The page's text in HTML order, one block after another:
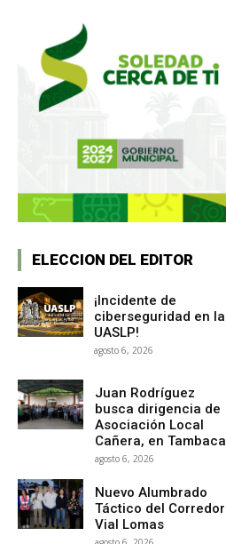
ELECCION DEL EDITOR
¡Incidente de
ciberseguridad en la
UASLP!
agosto 6, 2026
Juan Rodríguez
busca dirigencia de
Asociación Local
Cañera, en Tambaca
agosto 6, 2026
Nuevo Alumbrado
Táctico del Corredor
Vial Lomas